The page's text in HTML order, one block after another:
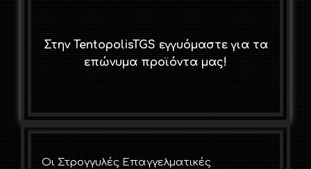
ΣτηνTentopolisTGS εγγυόμαστε για τα
επώνυμα προϊόντα μας!
Οι Στρογγυλές Επαγγελματικές